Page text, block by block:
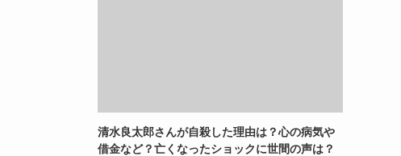
清水良太郎さんが自殺した理由は？心の病気や
借金など？亡くなったショックに世間の声は？